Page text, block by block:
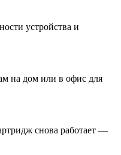
устройства и
на дом или в офис для
снова работает —